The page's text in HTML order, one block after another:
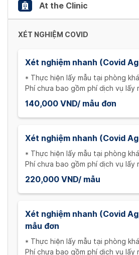
for
changing
dates.
At the Clinic
XÉT NGHIỆM COVID
Xét nghiệm nhanh (Covid
* Thực hiện lấy mẫu tại phòng
Phí chưa bao gồm phí dịch vụ lấy
140,000 VND/ mẫu đơn
Xét nghiệm nhanh (Covid
* Thực hiện lấy mẫu tại phòng
Phí chưa bao gồm phí dịch vụ lấy
220,000 VND/ mẫu
Xét nghiệm nhanh (Covid
mẫu đơn
* Thực hiện lấy mẫu tại phòng
Phí chưa bao gồm phí dịch vụ lấy